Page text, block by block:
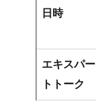
日時
エキスパー
トトーク